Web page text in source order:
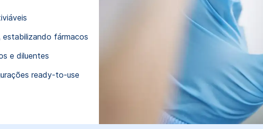
fármacos
e diluentes
ready-to-use